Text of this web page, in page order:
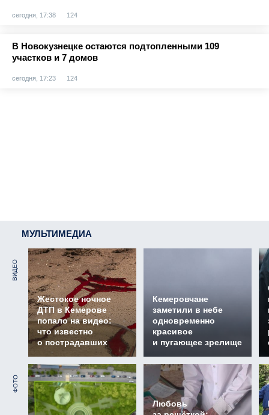
сегодня, 17:38 124
В Новокузнецке остаются подтопленными 109
участков и 7 домов
сегодня, 17:23 124
МУЛЬТИМЕДИА
ВИДЕО
Жестокое ночное
ДТП в Кемерове
попало на видео:
что известно
о пострадавших
Кемеровчане
заметили в небе
одновременно
красивое
и пугающее зрелище
ФОТО
Любовь